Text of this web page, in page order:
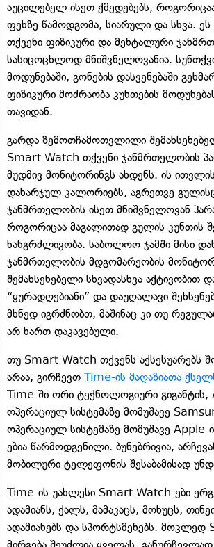
აუცილებელ ისეთ ქმედებებს,
ფეხზე წამოდგომა, სიარული და სხვა.
თქვენი ფიზიკური და მენტალური
სასიცოცხლოდ მნიშვნელოვანია.
მოდუნებაში, გონების დასვენებაში
ფიზიკური მოძრაობა კუნთების
თავიდან.
გარდა ზემოთჩამოთვლილი
Smart Watch თქვენი ჯანმრთელობის
მუდმივ მონიტორინგს ახდენს. ის ითვლის
დახარჯულ კალორიებს, აგრეთვე
ჯანმრთელობის ისეთ მნიშვნელოვან
როგორიცაა მაგალითად გულის კუნთის
ხანგრძლივობა. საბოლოო ჯამში მისი
ჯანმრთელობის მდგომარეობის
შემახსენებელი სხვადასხვა აქტივობით
“ყურადღებიანი” და დაუღალავი
მხნედ იგრძნობთ, მაშინაც კი თუ
არ ხართ დაკავებული.
თუ Smart Watch თქვენს აქსესუარებს
არაა, გირჩევთ Time-ის მაღაზიათა
Time-ში ორი ტექნოლოგიური
ოპერაციულ სისტემაზე მომუშავე
ოპერაციულ სისტემაზე მომუშავე
ებია წარმოდგენილი. ბუნებრივია,
მობილური ტელეფონის შესაბამისად
Time-ის უახლესი Smart Watch-ები
ადამიანს, ქალს, მამაკაცს, მოხუცს,
ადამიანებს და სპორტსმენებს. მოკლედ